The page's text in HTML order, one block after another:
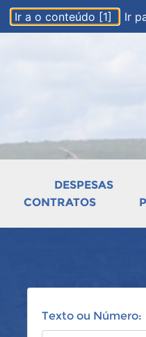
Ir a o conteúdo [1] Ir
DESPESAS
CONTRATOS
Texto ou Número: